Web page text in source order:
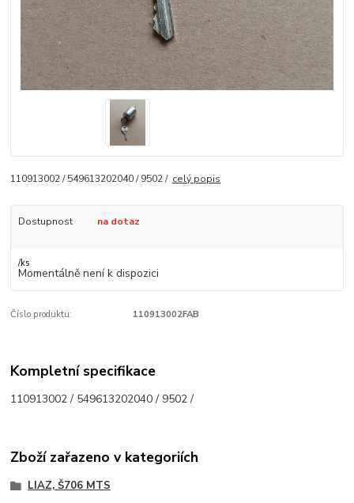
110913002 / 549613202040 / 9502 / celý popis
Dostupnost na dotaz
/ks
Momentálně není k dispozici
Číslo produktu: 110913002FAB
Kompletní specifikace
110913002 / 549613202040 / 9502 /
Zboží zařazeno v kategoriích
LIAZ, Š706 MTS